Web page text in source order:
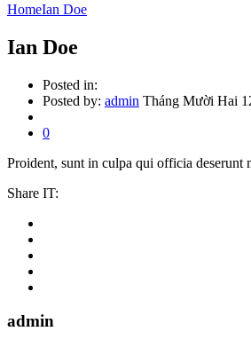
HomeIan Doe
Ian Doe
Posted in:
Posted by: admin Tháng Mười Hai
0
Proident, sunt in culpa qui officia
Share IT:
admin